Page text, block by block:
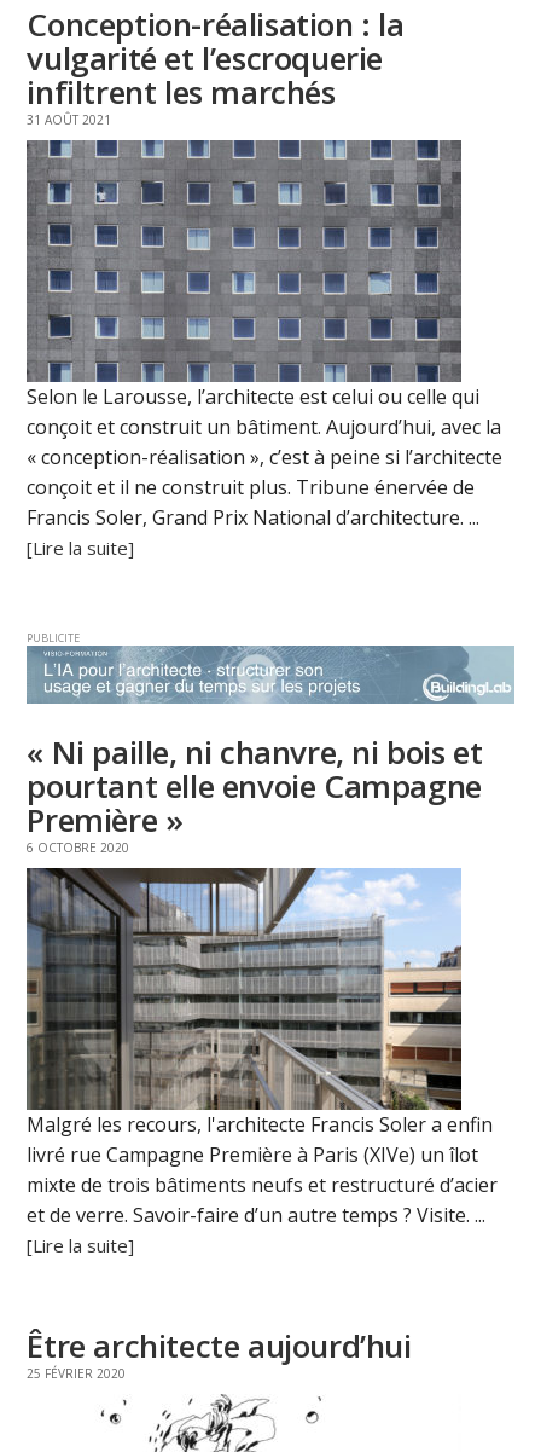
Conception-réalisation : la
vulgarité et l’escroquerie
infiltrent les marchés
31 AOÛT 2021
Selon le Larousse, l’architecte est celui ou celle qui
conçoit et construit un bâtiment. Aujourd’hui, avec la
« conception-réalisation », c’est à peine si l’architecte
conçoit et il ne construit plus. Tribune énervée de
Francis Soler, Grand Prix National d’architecture. ...
[Lire la suite]
PUBLICITE
« Ni paille, ni chanvre, ni bois et
pourtant elle envoie Campagne
Première »
6 OCTOBRE 2020
Malgré les recours, l'architecte Francis Soler a enfin
livré rue Campagne Première à Paris (XIVe) un îlot
mixte de trois bâtiments neufs et restructuré d’acier
et de verre. Savoir-faire d’un autre temps ? Visite. ...
[Lire la suite]
Être architecte aujourd’hui
25 FÉVRIER 2020